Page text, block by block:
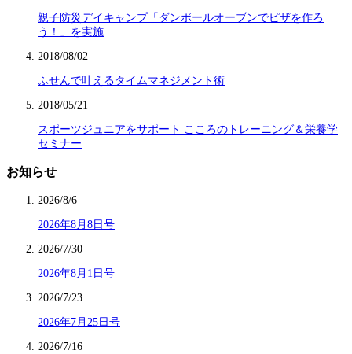
親子防災デイキャンプ「ダンボールオーブンでピザを作ろ
う！」を実施
2018/08/02
ふせんで叶えるタイムマネジメント術
2018/05/21
スポーツジュニアをサポート こころのトレーニング＆栄養学
セミナー
お知らせ
2026/8/6
2026年8月8日号
2026/7/30
2026年8月1日号
2026/7/23
2026年7月25日号
2026/7/16